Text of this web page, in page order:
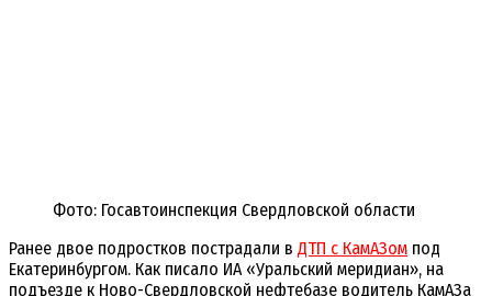
Фото: Госавтоинспекция Свердловской области
Ранее двое подростков пострадали в ДТП с КамАЗом под
Екатеринбургом. Как писало ИА «Уральский меридиан», на
подъезде к Ново-Свердловской нефтебазе водитель КамАЗа